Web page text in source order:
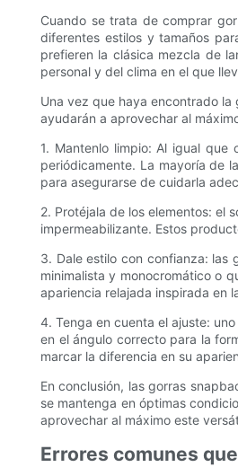
Cuando se trata de comprar
diferentes estilos y tamaños
prefieren la clásica mezcla de
personal y del clima en el que
Una vez que haya encontrado
ayudarán a aprovechar al
1. Mantenlo limpio: Al igual
periódicamente. La mayoría de
para asegurarse de cuidarla
2. Protéjala de los elementos: el
impermeabilizante. Estos
3. Dale estilo con confianza: las
minimalista y monocromático o
apariencia relajada inspirada en
4. Tenga en cuenta el ajuste:
en el ángulo correcto para la
marcar la diferencia en su
En conclusión, las gorras
se mantenga en óptimas
aprovechar al máximo este
Errores comunes